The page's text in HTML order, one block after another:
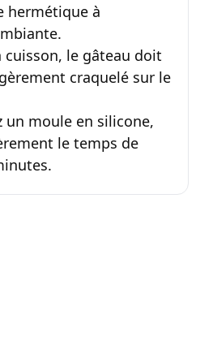
hermétique à
cuisson, le gâteau doit
craquelé sur le
un moule en silicone,
le temps de